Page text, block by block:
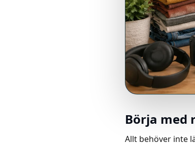
Börja med
Allt behöver inte